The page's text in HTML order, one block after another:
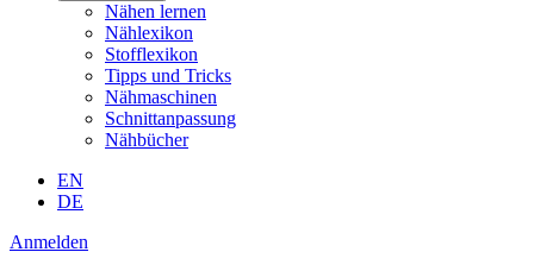
Nähen lernen
Nählexikon
Stofflexikon
Tipps und Tricks
Nähmaschinen
Schnittanpassung
Nähbücher
EN
DE
Anmelden